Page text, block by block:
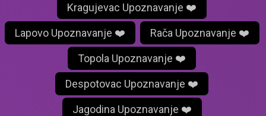
Kragujevac Upoznavanje ❤️
Lapovo Upoznavanje ❤️ Rača Upoznavanje ❤️
Topola Upoznavanje ❤️
Despotovac Upoznavanje ❤️
Jagodina Upoznavanje ❤️